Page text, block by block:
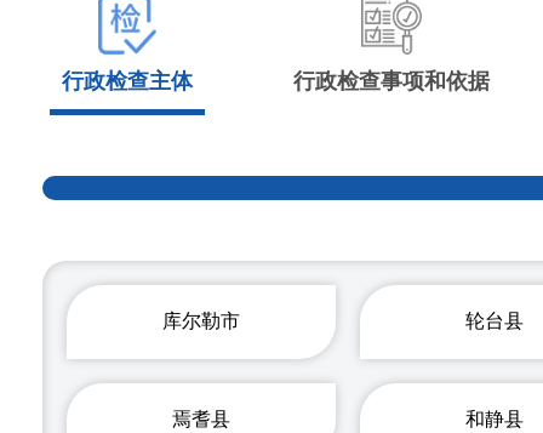
行政检查主体 行政检查事项和依据
库尔勒市 轮台县
焉耆县 和静县